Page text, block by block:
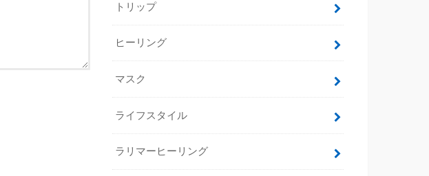
トリップ
ヒーリング
マスク
ライフスタイル
ラリマーヒーリング